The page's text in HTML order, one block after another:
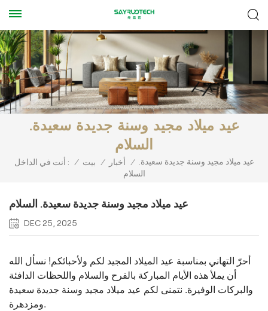
عيد ميلاد مجيد وسنة جديدة سعيدة.
السلام
أنت في الداخل : / بيت / أخبار /
عيد ميلاد مجيد وسنة جديدة سعيدة.
السلام
عيد ميلاد مجيد وسنة جديدة سعيدة. السلام
DEC 25, 2025
أحرّ التهاني بمناسبة عيد الميلاد المجيد لكم ولأحبائكم! نسأل الله
أن يملأ هذه الأيام المباركة بالفرح والسلام واللحظات الدافئة
والبركات الوفيرة. نتمنى لكم عيد ميلاد مجيد وسنة جديدة سعيدة
ومزدهرة.